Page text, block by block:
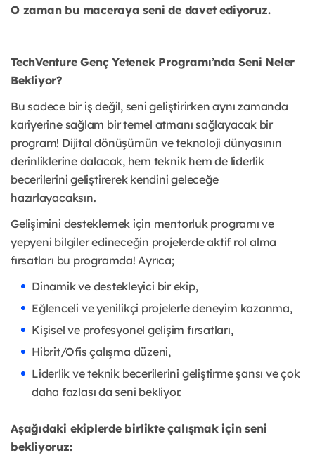
O zaman bu maceraya seni de davet ediyoruz.
TechVenture Genç Yetenek Programı’nda Seni Neler
Bekliyor?
Bu sadece bir iş değil, seni geliştirirken aynı zamanda
kariyerine sağlam bir temel atmanı sağlayacak bir
program! Dijital dönüşümün ve teknoloji dünyasının
derinliklerine dalacak, hem teknik hem de liderlik
becerilerini geliştirerek kendini geleceğe
hazırlayacaksın.
Gelişimini desteklemek için mentorluk programı ve
yepyeni bilgiler edineceğin projelerde aktif rol alma
fırsatları bu programda! Ayrıca;
Dinamik ve destekleyici bir ekip,
Eğlenceli ve yenilikçi projelerle deneyim kazanma,
Kişisel ve profesyonel gelişim fırsatları,
Hibrit/Ofis çalışma düzeni,
Liderlik ve teknik becerilerini geliştirme şansı ve çok
daha fazlası da seni bekliyor.
Aşağıdaki ekiplerde birlikte çalışmak için seni
bekliyoruz: